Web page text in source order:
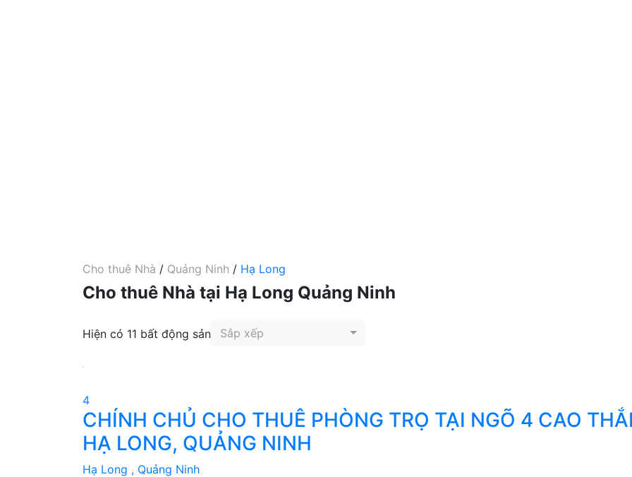
Cho thuê Nhà / Quảng Ninh / Hạ Long
Cho thuê Nhà tại Hạ Long Quảng Ninh
Hiện có 11 bất động sản Sắp xếp
4
CHÍNH CHỦ CHO THUÊ PHÒNG TRỌ TẠI NGÕ 4 CAO
HẠ LONG, QUẢNG NINH
Hạ Long , Quảng Ninh